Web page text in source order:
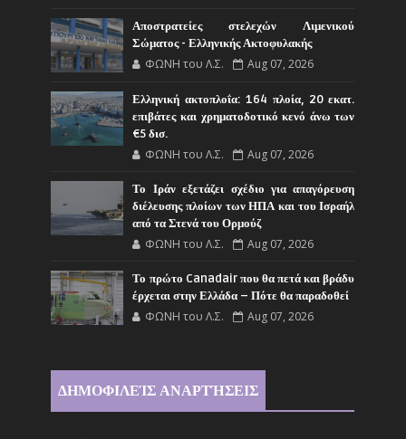
Αποστρατείες στελεχών Λιμενικού
Σώματος - Ελληνικής Ακτοφυλακής
ΦΩΝΗ του Λ.Σ. Aug 07, 2026
Ελληνική ακτοπλοΐα: 164 πλοία, 20 εκατ.
επιβάτες και χρηματοδοτικό κενό άνω των
€5 δισ.
ΦΩΝΗ του Λ.Σ. Aug 07, 2026
Το Ιράν εξετάζει σχέδιο για απαγόρευση
διέλευσης πλοίων των ΗΠΑ και του Ισραήλ
από τα Στενά του Ορμούζ
ΦΩΝΗ του Λ.Σ. Aug 07, 2026
Το πρώτο Canadair που θα πετά και βράδυ
έρχεται στην Ελλάδα – Πότε θα παραδοθεί
ΦΩΝΗ του Λ.Σ. Aug 07, 2026
ΔΗΜΟΦΙΛΕΊΣ ΑΝΑΡΤΉΣΕΙΣ